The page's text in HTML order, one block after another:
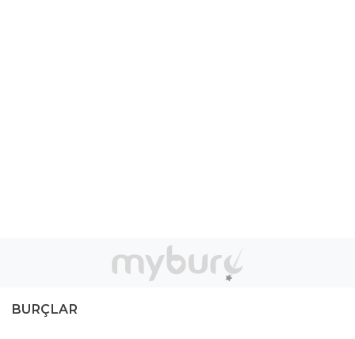
BURÇLAR